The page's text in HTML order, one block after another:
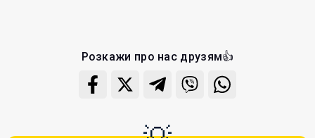
Розкажи про нас друзям👍